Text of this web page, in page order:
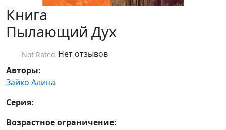
Книга
Пылающий Дух
Not Rated Нет отзывов
Авторы:
Зайко Алина
Серия:
Возрастное ограничение: